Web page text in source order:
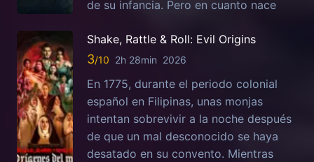
de su infancia. Pero en cuanto nace
Shake, Rattle & Roll: Evil Origins
3 2h 28min 2026
En 1775, durante el periodo colonial
español en Filipinas, unas monjas
intentan sobrevivir a la noche después
de que un mal desconocido se haya
desatado en su convento. Mientras